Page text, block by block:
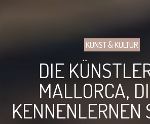
KUNST & KULTUR
DIE
MALLORCA,
KENNENLERNEN